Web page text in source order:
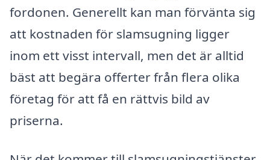
fordonen. Generellt kan man förvänta sig
att kostnaden för slamsugning ligger
inom ett visst intervall, men det är alltid
bäst att begära offerter från flera olika
företag för att få en rättvis bild av
priserna.